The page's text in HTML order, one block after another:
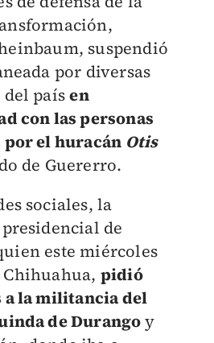
suspendió
por diversas
del paísen
con las personas
por el huracán Otis
de Guererro.
sociales, la
de
este miércoles
pidió
a la militancia del
de Durangoy